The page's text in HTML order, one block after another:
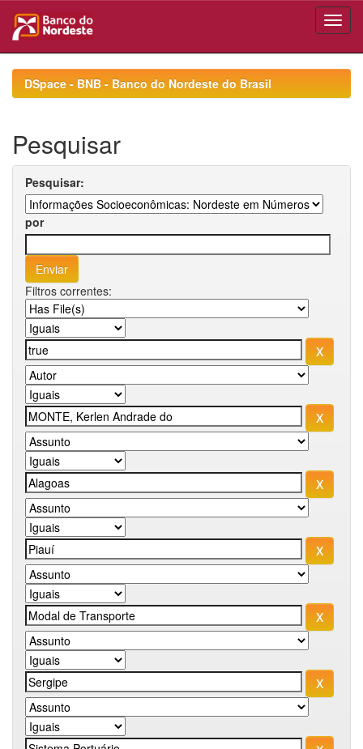
navigationDSpace - BNB - Banco do Nordeste do Brasil
Pesquisar
Pesquisar:
por
Filtros correntes: